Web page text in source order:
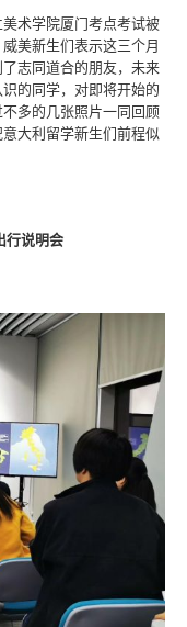
术学院厦门考点考试被
美新生们表示这三个月
志同道合的朋友，未来
的同学，对即将开始的
多的几张照片一同回顾
大利留学新生们前程似
行说明会